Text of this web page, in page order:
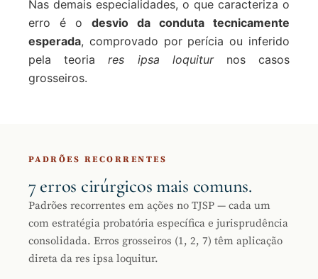
Nas demais especialidades, o que caracteriza o
erro é o desvio da conduta tecnicamente
esperada, comprovado por perícia ou inferido
pela teoriares ipsa loquiturnos casos
grosseiros.
PADRÕES RECORRENTES
7 erros cirúrgicos mais comuns.
Padrões recorrentes em ações no TJSP — cada um
com estratégia probatória específica e jurisprudência
consolidada. Erros grosseiros (1, 2, 7) têm aplicação
direta da res ipsa loquitur.